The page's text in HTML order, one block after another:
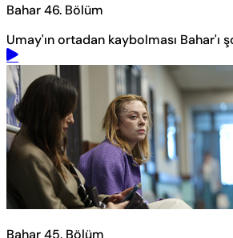
Bahar 46. Bölüm
Umay'ın ortadan kaybolması Bahar'ı
Bahar 45. Bölüm